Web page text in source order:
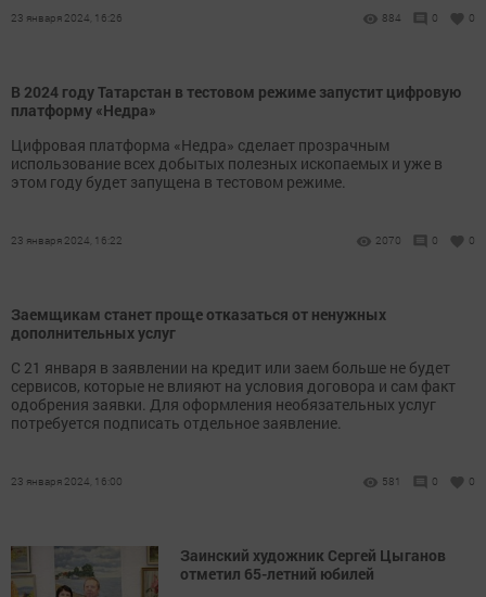
23 января 2024, 16:26 884 0 0
В 2024 году Татарстан в тестовом режиме запустит цифровую
платформу «Недра»
Цифровая платформа «Недра» сделает прозрачным
использование всех добытых полезных ископаемых и уже в
этом году будет запущена в тестовом режиме.
23 января 2024, 16:22 2070 0 0
Заемщикам станет проще отказаться от ненужных
дополнительных услуг
С 21 января в заявлении на кредит или заем больше не будет
сервисов, которые не влияют на условия договора и сам факт
одобрения заявки. Для оформления необязательных услуг
потребуется подписать отдельное заявление.
23 января 2024, 16:00 581 0 0
Заинский художник Сергей Цыганов
отметил 65-летний юбилей